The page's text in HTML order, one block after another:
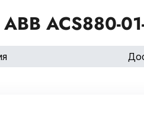
ACS880-